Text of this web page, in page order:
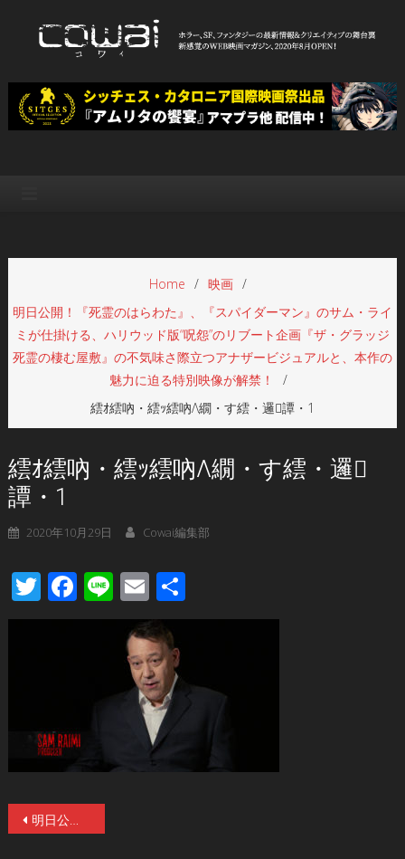
WEB映画マガジン「cowai コ
ワイ」
Home
映画
明日公開！『死霊のはらわた』、『スパイダーマン』のサム・ライ
ミが仕掛ける、ハリウッド版“呪怨”のリブート企画『ザ・グラッジ
死霊の棲む屋敷』の不気味さ際⽴つアナザービジュアルと、本作の
魅⼒に迫る特別映像が解禁！
繧ｵ繧吶・繧ｯ繧吶Λ繝・す繧・邏譚・1
繧ｵ繧吶・繧ｯ繧吶Λ繝・す繧・邏
譚・1
2020年10月29日 Cowai編集部
Twitter
Facebook
LineEmail
有
投明日公開！『死霊のはらわた』、『スパイダーマン』のサム・ライミが仕掛ける、ハリウッド版“呪怨”のリブート企画『ザ・グラッジ 死霊の棲む屋敷』の不気味さ際⽴つアナザービジュアルと、本作の魅⼒に迫る特別映像が解禁！